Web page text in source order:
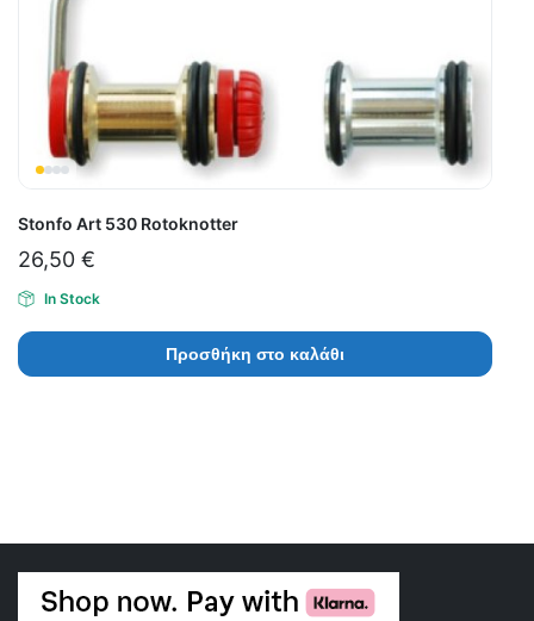
Stonfo Art 530 Rotoknotter
26,50 €
In Stock
Προσθήκη στο καλάθι